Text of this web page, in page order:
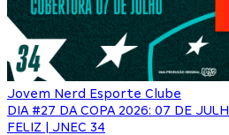
Jovem Nerd Esporte Clube
DIA #27 DA COPA 2026: 07 DE
FELIZ | JNEC 34